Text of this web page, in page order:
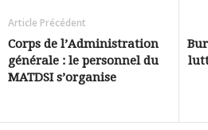
Article Précédent
Corps de l’Administration
générale : le personnel du
MATDSI s’organise